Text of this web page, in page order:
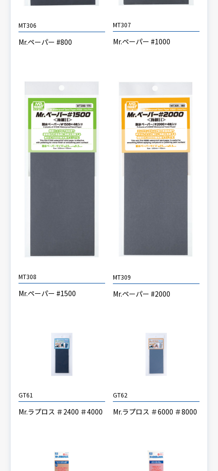
MT306
Mr.ペーパー #800
MT307
Mr.ペーパー #1000
MT308
Mr.ペーパー #1500
MT309
Mr.ペーパー #2000
GT61
Mr.ラプロス ＃2400 ＃4000
GT62
Mr.ラプロス ＃6000 ＃8000